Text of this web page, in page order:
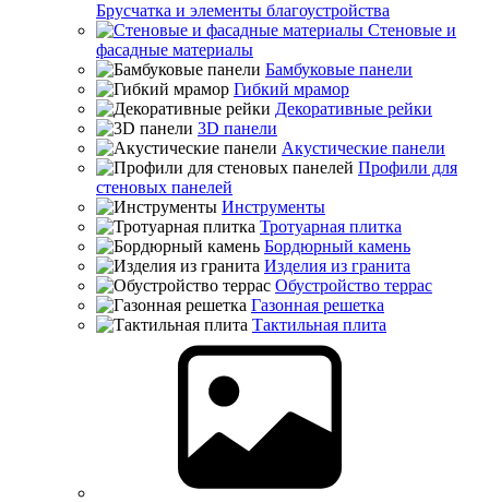
Брусчатка и элементы благоустройства
Стеновые и
фасадные материалы
Бамбуковые панели
Гибкий мрамор
Декоративные рейки
3D панели
Акустические панели
Профили для
стеновых панелей
Инструменты
Тротуарная плитка
Бордюрный камень
Изделия из гранита
Обустройство террас
Газонная решетка
Тактильная плита